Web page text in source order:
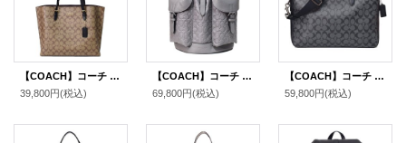
【COACH】コーチ コーティングキャンバス スムースレザー シグネチャー モリー トートバッグ カーキ×ブラック〔日本未発売〕
39,800円(税込)
【COACH】コーチ メンズ バックパック レザー 型押し シグネチャー ワーナー ラージ リュックサック バッグ チャコール〔日本未発売〕
69,800円(税込)
【COACH】コーチ コーティングキャンバス レザー メンズ シグネチャー スリム 2WAY ビジネス ブリーフ ショルダーバッグ チャコール×ブラック〔日本未発売〕
59,800円(税込)